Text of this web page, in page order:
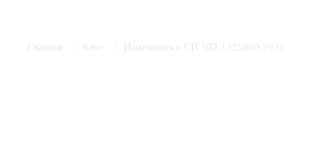
Главная Блог Изменения в СП 502.1325800.2021